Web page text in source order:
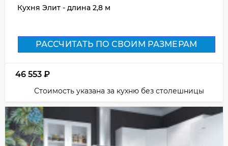
Кухня Элит - длина 2,8 м
РАССЧИТАТЬ ПО СВОИМ РАЗМЕРАМ
46 553 ₽
Стоимость указана за кухню без столешницы